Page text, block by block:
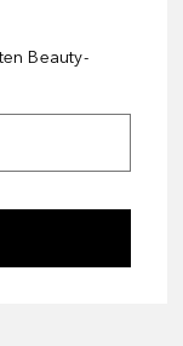
Beauty-